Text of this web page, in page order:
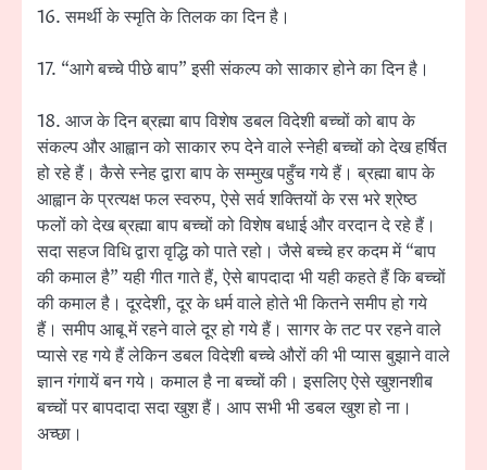
16. समर्थी के स्मृति के तिलक का दिन है।
17. “आगे बच्चे पीछे बाप” इसी संकल्प को साकार होने का दिन है।
18. आज के दिन ब्रह्मा बाप विशेष डबल विदेशी बच्चों को बाप के
संकल्प और आह्वान को साकार रुप देने वाले स्नेही बच्चों को देख हर्षित
हो रहे हैं। कैसे स्नेह द्वारा बाप के सम्मुख पहुँच गये हैं। ब्रह्मा बाप के
आह्वान के प्रत्यक्ष फल स्वरुप, ऐसे सर्व शक्तियों के रस भरे श्रेष्ठ
फलों को देख ब्रह्मा बाप बच्चों को विशेष बधाई और वरदान दे रहे हैं।
सदा सहज विधि द्वारा वृद्धि को पाते रहो। जैसे बच्चे हर कदम में “बाप
की कमाल है” यही गीत गाते हैं, ऐसे बापदादा भी यही कहते हैं कि बच्चों
की कमाल है। दूरदेशी, दूर के धर्म वाले होते भी कितने समीप हो गये
हैं। समीप आबू में रहने वाले दूर हो गये हैं। सागर के तट पर रहने वाले
प्यासे रह गये हैं लेकिन डबल विदेशी बच्चे औरों की भी प्यास बुझाने वाले
ज्ञान गंगायें बन गये। कमाल है ना बच्चों की। इसलिए ऐसे खुशनशीब
बच्चों पर बापदादा सदा खुश हैं। आप सभी भी डबल खुश हो ना।
अच्छा।